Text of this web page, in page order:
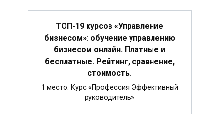
ТОП-19 курсов «Управление
бизнесом»: обучение управлению
бизнесом онлайн. Платные и
бесплатные. Рейтинг, сравнение,
стоимость.
1 место. Курс «Профессия Эффективный
руководитель»